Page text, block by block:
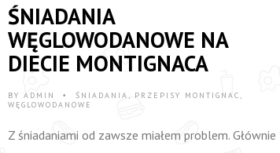
ŚNIADANIA
WĘGLOWODANOWE NA
DIECIE MONTIGNACA
BY ADMIN • ŚNIADANIA , PRZEPISY MONTIGNAC ,
WĘGLOWODANOWE
Z śniadaniami od zawsze miałem problem. Głównie